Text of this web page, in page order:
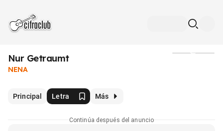
Nur Getraumt
NENA
Principal Letra Más
Continúa después del anuncio